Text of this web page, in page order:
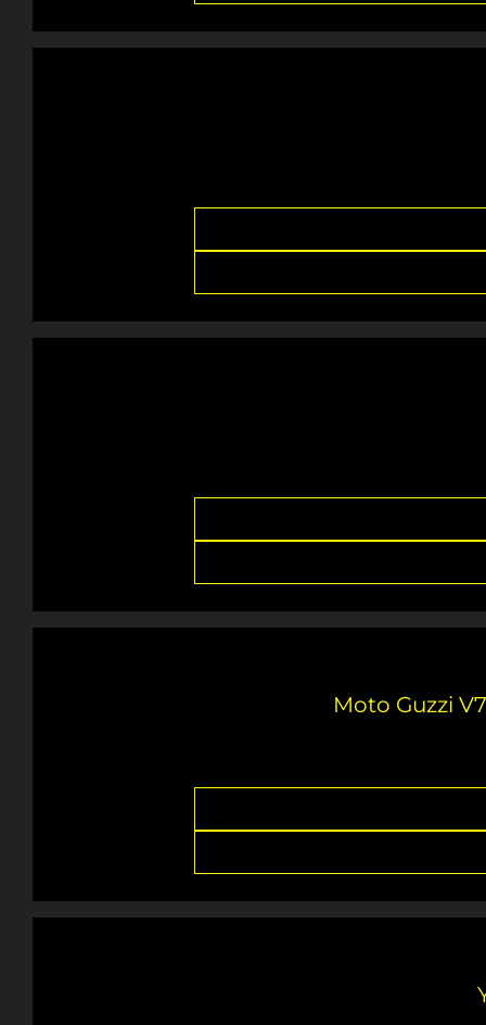
Moto Guzzi